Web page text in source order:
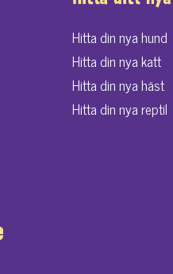
Hitta din nya hund
Hitta din nya katt
Hitta din nya häst
Hitta din nya reptil